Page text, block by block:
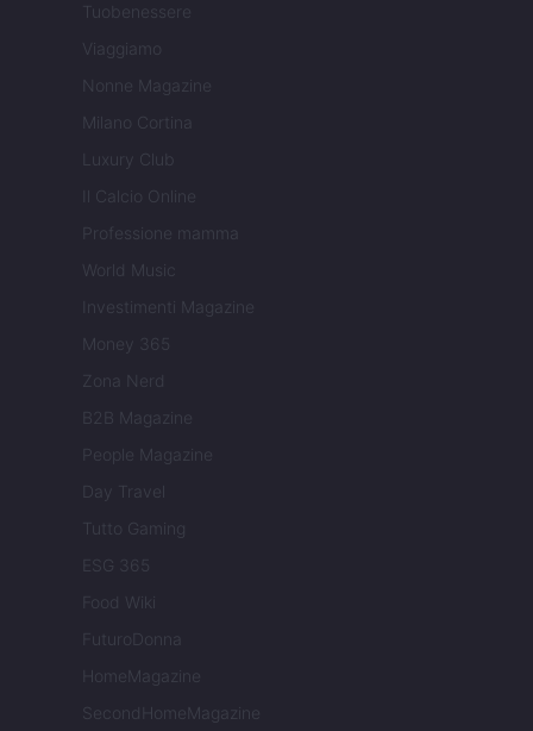
Tuobenessere
Viaggiamo
Nonne Magazine
Milano Cortina
Luxury Club
Il Calcio Online
Professione mamma
World Music
Investimenti Magazine
Money 365
Zona Nerd
B2B Magazine
People Magazine
Day Travel
Tutto Gaming
ESG 365
Food Wiki
FuturoDonna
HomeMagazine
SecondHomeMagazine